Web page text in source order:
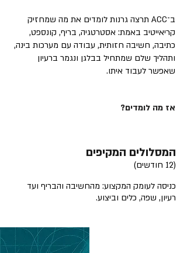
ב־ACC תרצה גרנות לומדים את מה שמחזיק
קריאייטיב באמת: אסטרטגיה, בריף, קונספט,
כתיבה, חשיבה חזותית, עבודה עם מערכות בינה,
ותהליך שלם שמתחיל בבלגן ונגמר ברעיון
שאפשר לעבוד איתו.
אז מה לומדים?
המסלולים המקיפים
(12 חודשים)
כניסה לעומק המקצוע: מהחשיבה והבריף ועד
רעיון, שפה, כלים וביצוע.